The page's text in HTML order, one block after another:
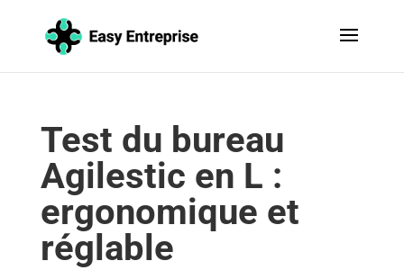
Test du bureau
Agilestic en L :
ergonomique et
réglable